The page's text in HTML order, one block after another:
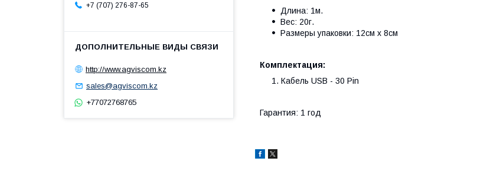
Длина: 1м.
Вес: 20г.
Размеры упаковки: 12см х 8см
Комплектация:
Кабель USB - 30 Pin
Гарантия: 1 год
+7 (707) 276-87-65
http://www.agviscom.kz
sales@agviscom.kz
+77072768765